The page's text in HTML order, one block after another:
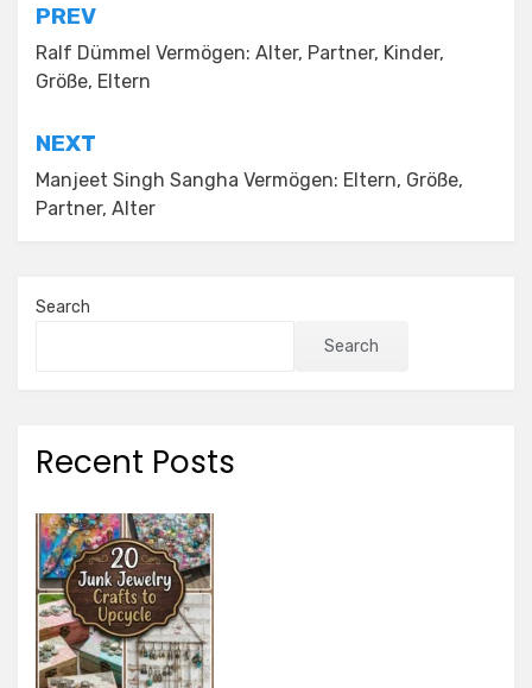
Post
navigation
PREV
Ralf Dümmel Vermögen: Alter, Partner, Kinder,
Größe, Eltern
NEXT
Manjeet Singh Sangha Vermögen: Eltern, Größe,
Partner, Alter
Search
Search
Recent Posts